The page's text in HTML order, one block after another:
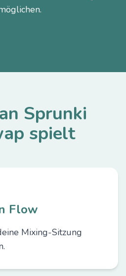
Sprunki
spielt
Flow
Mixing-Sitzung